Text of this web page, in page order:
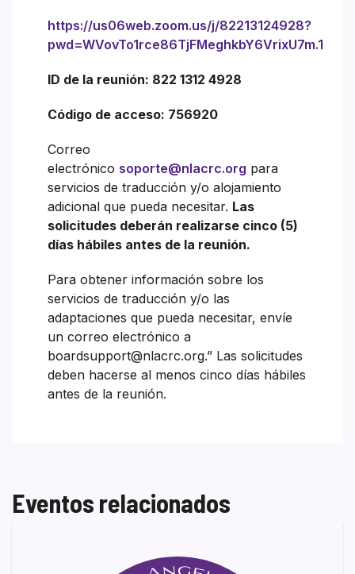
https://us06web.zoom.us/j/82213124928?
pwd=WVovTo1rce86TjFMeghkbY6VrixU7m.1
ID de la reunión: 822 1312 4928
Código de acceso: 756920
Correo
electrónico soporte@nlacrc.org para
servicios de traducción y/o alojamiento
adicional que pueda necesitar. Las
solicitudes deberán realizarse cinco (5)
días hábiles antes de la reunión.
Para obtener información sobre los
servicios de traducción y/o las
adaptaciones que pueda necesitar, envíe
un correo electrónico a
boardsupport@nlacrc.org.” Las solicitudes
deben hacerse al menos cinco días hábiles
antes de la reunión.
Eventos relacionados